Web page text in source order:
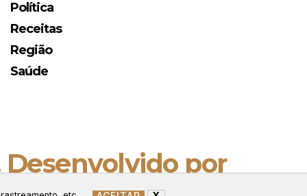
Política
Receitas
Região
Saúde
por